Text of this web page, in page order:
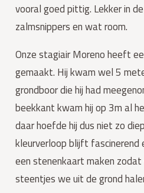
vooral goed pittig. Lekker in
zalmsnippers en wat room.
Onze stagiair Moreno heeft
gemaakt. Hij kwam wel 5
grondboor die hij had
beekkant kwam hij op 3m al
daar hoefde hij dus niet zo
kleurverloop blijft fascinerend
een stenenkaart maken zodat
steentjes we uit de grond